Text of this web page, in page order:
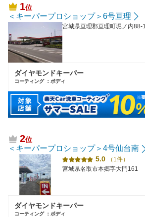
1位
＜キーパープロショップ＞6号亘理
宮城県亘理郡亘理町堀ノ内88-1
ダイヤモンドキーパー
コーティング ：ボディ
2位
＜キーパープロショップ＞4号仙台南
5.0
（1件）
宮城県名取市本郷字大門161
ダイヤモンドキーパー
コーティング ：ボディ